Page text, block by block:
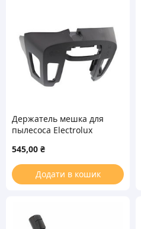
Держатель мешка для
пылесоса Electrolux
545,00 ₴
Додати в кошик